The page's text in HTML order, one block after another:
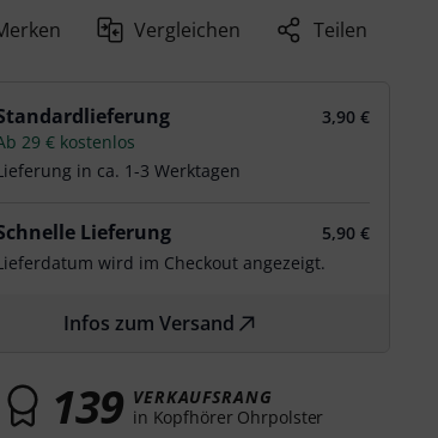
Vergleichen Teilen
3,90 €
29 € kostenlos
in ca. 1-3 Werktagen
Lieferung
5,90 €
wird im Checkout angezeigt.
Infos zum Versand
139 VERKAUFSRANG
in Kopfhörer Ohrpolster